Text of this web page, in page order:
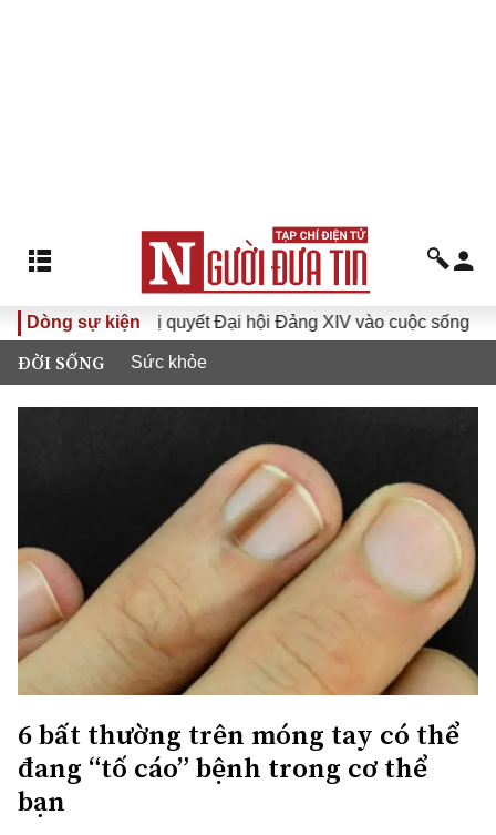
Dòng sự kiện
Đưa Nghị quyết Đại hội Đảng XIV vào cuộc sống Hướng
ĐỜI SỐNG Sức khỏe
6 bất thường trên móng tay có thể
đang “tố cáo” bệnh trong cơ thể
bạn